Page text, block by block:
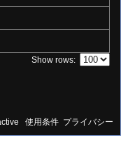
Show rows:
使用条件 プライバシー